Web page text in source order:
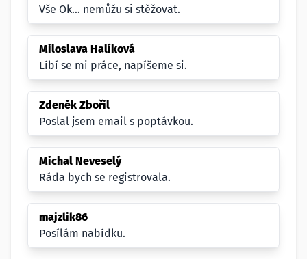
Vše Ok... nemůžu si stěžovat.
Miloslava Halíková
Líbí se mi práce, napíšeme si.
Zdeněk Zbořil
Poslal jsem email s poptávkou.
Michal Neveselý
Ráda bych se registrovala.
majzlik86
Posílám nabídku.